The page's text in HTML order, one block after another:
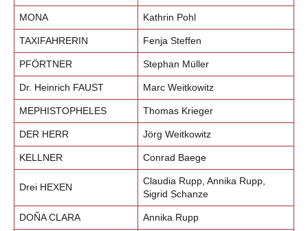
MONA Kathrin Pohl
TAXIFAHRERIN Fenja Steffen
PFÖRTNER Stephan Müller
Dr. Heinrich FAUST Marc Weitkowitz
MEPHISTOPHELES Thomas Krieger
DER HERR Jörg Weitkowitz
KELLNER Conrad Baege
Drei HEXEN
Claudia Rupp, Annika Rupp,
Sigrid Schanze
DOÑA CLARA Annika Rupp